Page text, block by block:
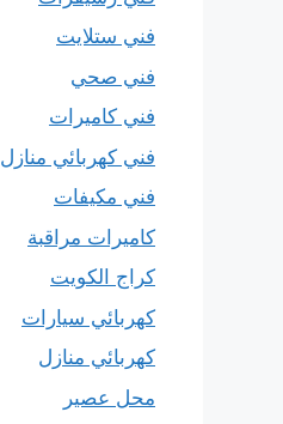
فني ستلايت
فني صحي
فني كاميرات
فني كهربائي منازل
فني مكيفات
كاميرات مراقبة
كراج الكويت
كهربائي سيارات
كهربائي منازل
محل عصير